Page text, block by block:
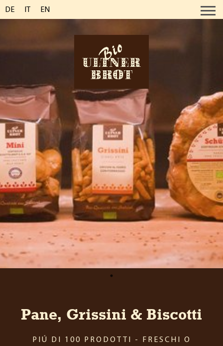
DE IT EN
Pane, Grissini & Biscotti
PIÚ DI 100 PRODOTTI - FRESCHI O